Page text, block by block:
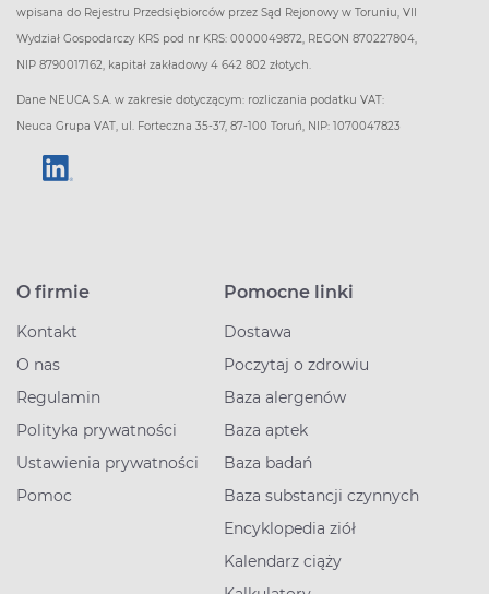
wpisana do Rejestru Przedsiębiorców przez Sąd Rejonowy w Toruniu, VII
Wydział Gospodarczy KRS pod nr KRS: 0000049872, REGON 870227804,
NIP 8790017162, kapitał zakładowy 4 642 802 złotych.
Dane NEUCA S.A. w zakresie dotyczącym: rozliczania podatku VAT:
Neuca Grupa VAT, ul. Forteczna 35-37, 87-100 Toruń, NIP: 1070047823
O firmie
Kontakt
O nas
Regulamin
Polityka prywatności
Ustawienia prywatności
Pomoc
Pomocne linki
Dostawa
Poczytaj o zdrowiu
Baza alergenów
Baza aptek
Baza badań
Baza substancji czynnych
Encyklopedia ziół
Kalendarz ciąży